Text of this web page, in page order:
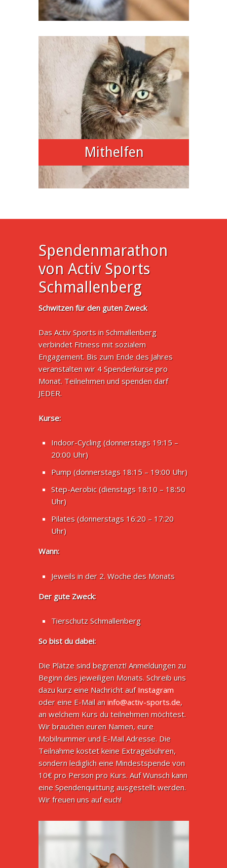
Mithelfen
Spendenmarathon
von Activ Sports
Schmallenberg
Schwitzen für den guten Zweck
Das Activ Sports in Schmallenberg
verbindet Fitness mit sozialem
Engagement. Bis zum Ende des Jahres
veranstalten wir 4 Spendenkurse pro
Monat. Teilnehmen und spenden darf
JEDER.
Kurse:
Indoor-Cycling (donnerstags 19:15 –
20:00 Uhr)
Pump (donnerstags 18:15 – 19:00 Uhr)
Step-Aerobic (dienstags 18:10 – 18:50
Uhr)
Pilates (donnerstags 16:20 – 17:20
Uhr)
Wann:
Jeweils in der 2. Woche des Monats
Der gute Zweck:
Tierschutz Schmallenberg
So bist du dabei:
Die Plätze sind begrenzt! Anmeldungen zu
Beginn des jeweiligen Monats. Schreib uns
dazu kurz eine Nachricht aufInstagram
oder eine E-Mail aninfo@activ-sports.de,
an welchem Kurs du teilnehmen möchtest.
Wir brauchen euren Namen, eure
Mobilnummer und E-Mail Adresse. Die
Teilnahme kostet keine Extragebühren,
sondern lediglich eine Mindestspende von
10€ pro Person pro Kurs. Auf Wunsch kann
eine Spendenquittung ausgestellt werden.
Wir freuen uns auf euch!